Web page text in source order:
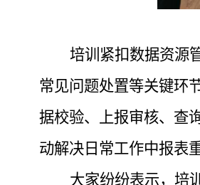
培训紧扣数据资源
常见问题处置等关键环
据校验、上报审核、查
动解决日常工作中报表
大家纷纷表示，培